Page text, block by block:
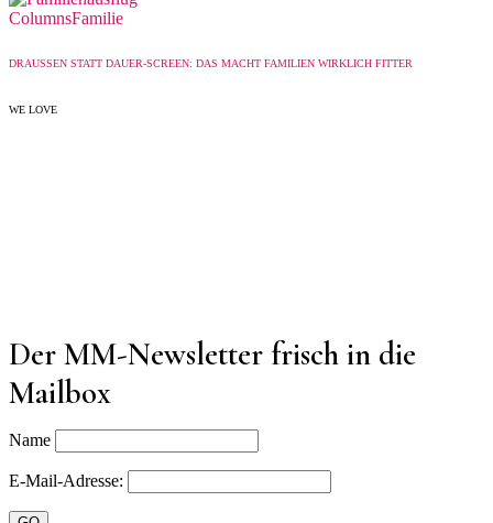
ColumnsFamilie
DRAUSSEN STATT DAUER-SCREEN: DAS MACHT FAMILIEN WIRKLICH FITTER
WE LOVE
Der MM-Newsletter frisch in die
Mailbox
Name
E-Mail-Adresse: